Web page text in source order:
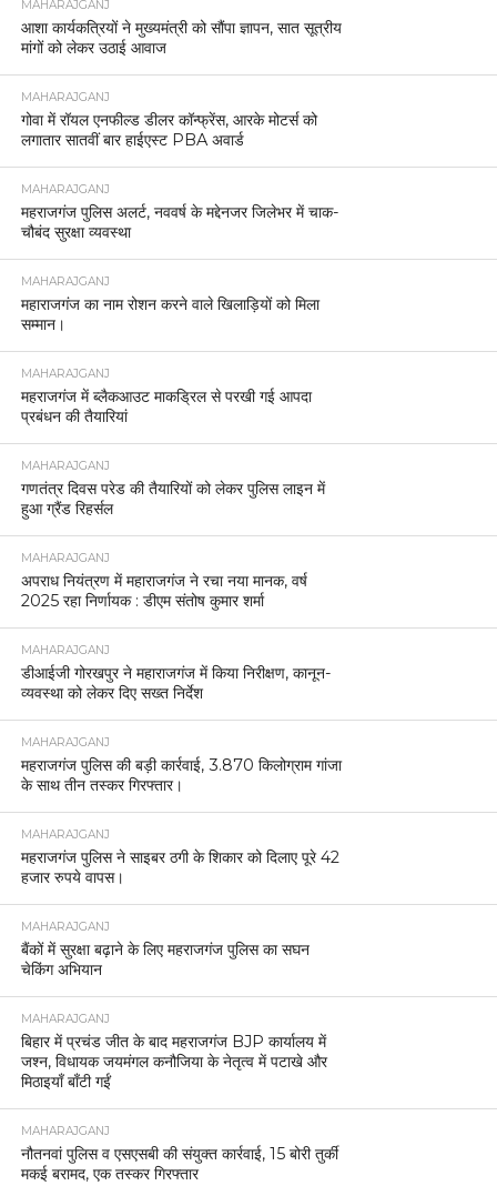
MAHARAJGANJ
आशा कार्यकत्रियों ने मुख्यमंत्री को सौंपा ज्ञापन, सात सूत्रीय
मांगों को लेकर उठाई आवाज
MAHARAJGANJ
गोवा में रॉयल एनफील्ड डीलर कॉन्फ्रेंस, आरके मोटर्स को
लगातार सातवीं बार हाईएस्ट PBA अवार्ड
MAHARAJGANJ
महराजगंज पुलिस अलर्ट, नववर्ष के मद्देनजर जिलेभर में चाक-
चौबंद सुरक्षा व्यवस्था
MAHARAJGANJ
महाराजगंज का नाम रोशन करने वाले खिलाड़ियों को मिला
सम्मान।
MAHARAJGANJ
महराजगंज में ब्लैकआउट माकड्रिल से परखी गई आपदा
प्रबंधन की तैयारियां
MAHARAJGANJ
गणतंत्र दिवस परेड की तैयारियों को लेकर पुलिस लाइन में
हुआ ग्रैंड रिहर्सल
MAHARAJGANJ
अपराध नियंत्रण में महाराजगंज ने रचा नया मानक, वर्ष
2025 रहा निर्णायक : डीएम संतोष कुमार शर्मा
MAHARAJGANJ
डीआईजी गोरखपुर ने महाराजगंज में किया निरीक्षण, कानून-
व्यवस्था को लेकर दिए सख्त निर्देश
MAHARAJGANJ
महराजगंज पुलिस की बड़ी कार्रवाई, 3.870 किलोग्राम गांजा
के साथ तीन तस्कर गिरफ्तार।
MAHARAJGANJ
महराजगंज पुलिस ने साइबर ठगी के शिकार को दिलाए पूरे 42
हजार रुपये वापस।
MAHARAJGANJ
बैंकों में सुरक्षा बढ़ाने के लिए महराजगंज पुलिस का सघन
चेकिंग अभियान
MAHARAJGANJ
बिहार में प्रचंड जीत के बाद महराजगंज BJP कार्यालय में
जश्न, विधायक जयमंगल कनौजिया के नेतृत्व में पटाखे और
मिठाइयाँ बाँटी गईं
MAHARAJGANJ
नौतनवां पुलिस व एसएसबी की संयुक्त कार्रवाई, 15 बोरी तुर्की
मकई बरामद, एक तस्कर गिरफ्तार